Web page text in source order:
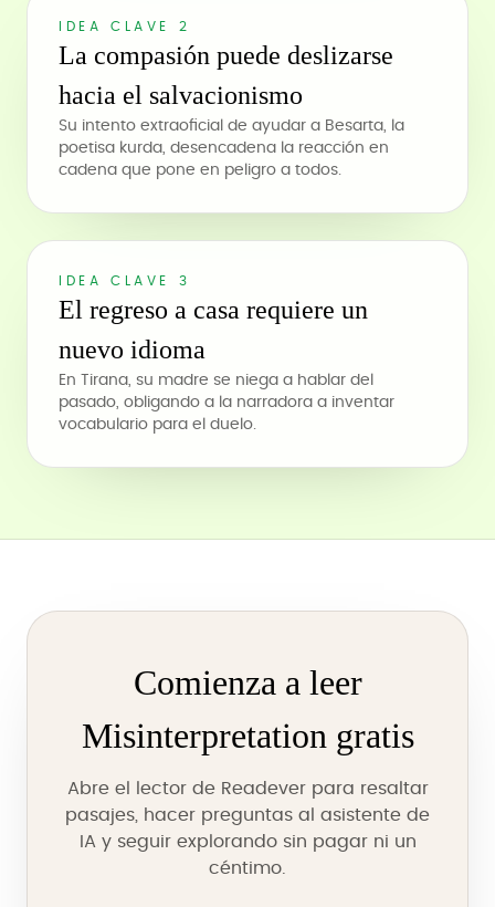
IDEA CLAVE 2
La compasión puede deslizarse
hacia el salvacionismo
Su intento extraoficial de ayudar a Besarta, la
poetisa kurda, desencadena la reacción en
cadena que pone en peligro a todos.
IDEA CLAVE 3
El regreso a casa requiere un
nuevo idioma
En Tirana, su madre se niega a hablar del
pasado, obligando a la narradora a inventar
vocabulario para el duelo.
Comienza a leer
Misinterpretation gratis
Abre el lector de Readever para resaltar
pasajes, hacer preguntas al asistente de
IA y seguir explorando sin pagar ni un
céntimo.